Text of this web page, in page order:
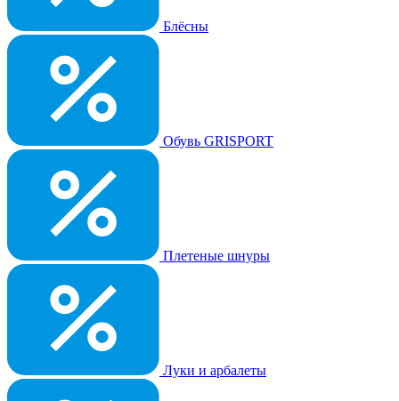
Блёсны
Обувь GRISPORT
Плетеные шнуры
Луки и арбалеты